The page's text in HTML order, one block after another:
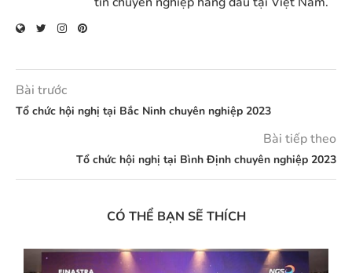
Bài trước
Tổ chức hội nghị tại Bắc Ninh chuyên nghiệp 2023
Bài tiếp theo
Tổ chức hội nghị tại Bình Định chuyên nghiệp 2023
CÓ THỂ BẠN SẼ THÍCH